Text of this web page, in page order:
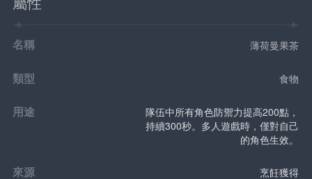
名稱 薄荷曼果茶
類型 食物
用途
隊伍中所有角色防禦力提高200點，
持續300秒。多人遊戲時，僅對自己
的角色生效。
來源 烹飪獲得